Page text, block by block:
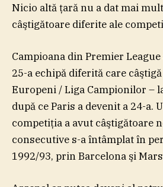
Nicio altă ţară nu a dat mai
câştigătoare diferite ale
Campioana din Premier
25-a echipă diferită care
Europeni / Liga Campionilor –
după ce Paris a devenit a 24-a.
competiţia a avut câştigătoare
consecutive s-a întâmplat în
1992/93, prin Barcelona şi